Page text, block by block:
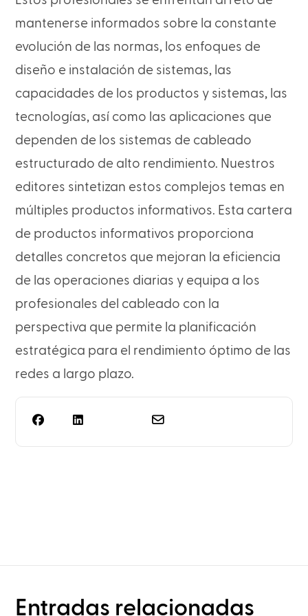
mantenerse informados sobre la constante
evolución de las normas, los enfoques de
diseño e instalación de sistemas, las
capacidades de los productos y sistemas, las
tecnologías, así como las aplicaciones que
dependen de los sistemas de cableado
estructurado de alto rendimiento. Nuestros
editores sintetizan estos complejos temas en
múltiples productos informativos. Esta cartera
de productos informativos proporciona
detalles concretos que mejoran la eficiencia
de las operaciones diarias y equipa a los
profesionales del cableado con la
perspectiva que permite la planificación
estratégica para el rendimiento óptimo de las
redes a largo plazo.
Entradas relacionadas